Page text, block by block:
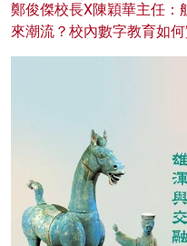
鄭俊傑校長X陳穎華主任：
來潮流？校內數字教育如何